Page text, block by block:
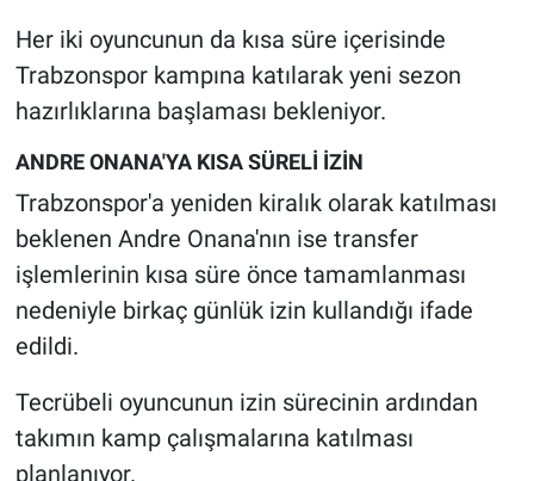
Her iki oyuncunun da kısa süre içerisinde
Trabzonspor kampına katılarak yeni sezon
hazırlıklarına başlaması bekleniyor.
ANDRE ONANA'YA KISA SÜRELİ İZİN
Trabzonspor'a yeniden kiralık olarak katılması
beklenen Andre Onana'nın ise transfer
işlemlerinin kısa süre önce tamamlanması
nedeniyle birkaç günlük izin kullandığı ifade
edildi.
Tecrübeli oyuncunun izin sürecinin ardından
takımın kamp çalışmalarına katılması
planlanıyor.